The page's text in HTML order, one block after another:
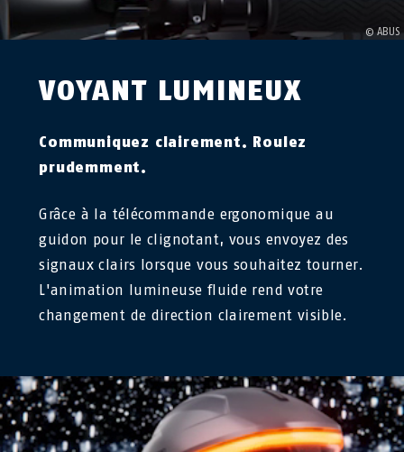
VOYANT LUMINEUX
Communiquez clairement. Roulez
prudemment.
Grâce à la télécommande ergonomique au
guidon pour le clignotant, vous envoyez des
signaux clairs lorsque vous souhaitez tourner.
L'animation lumineuse fluide rend votre
changement de direction clairement visible.